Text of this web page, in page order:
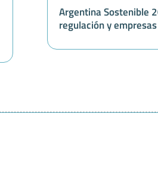
Argentina Sostenible
regulación y